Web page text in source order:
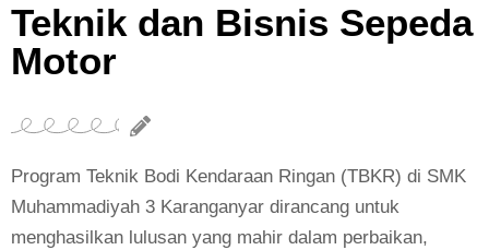
Teknik dan Bisnis Sepeda
Motor
Program Teknik Bodi Kendaraan Ringan (TBKR) di SMK
Muhammadiyah 3 Karanganyar dirancang untuk
menghasilkan lulusan yang mahir dalam perbaikan,